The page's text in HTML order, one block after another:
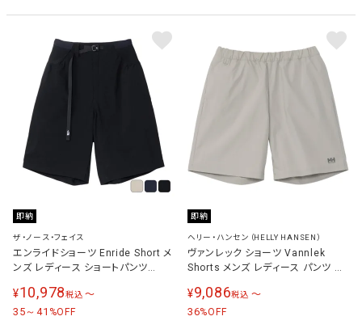
即納
ザ・ノース・フェイス
エンライドショーツ Enride Short メ
ンズ レディース ショートパンツ
¥10,978税込 〜
35～41 %OFF
即納
ヘリー・ハンセン（HELLY HANSEN）
ヴァンレック ショーツ Vannlek
Shorts メンズ レディース パンツ オ
¥9,086税込 〜
36%OFF